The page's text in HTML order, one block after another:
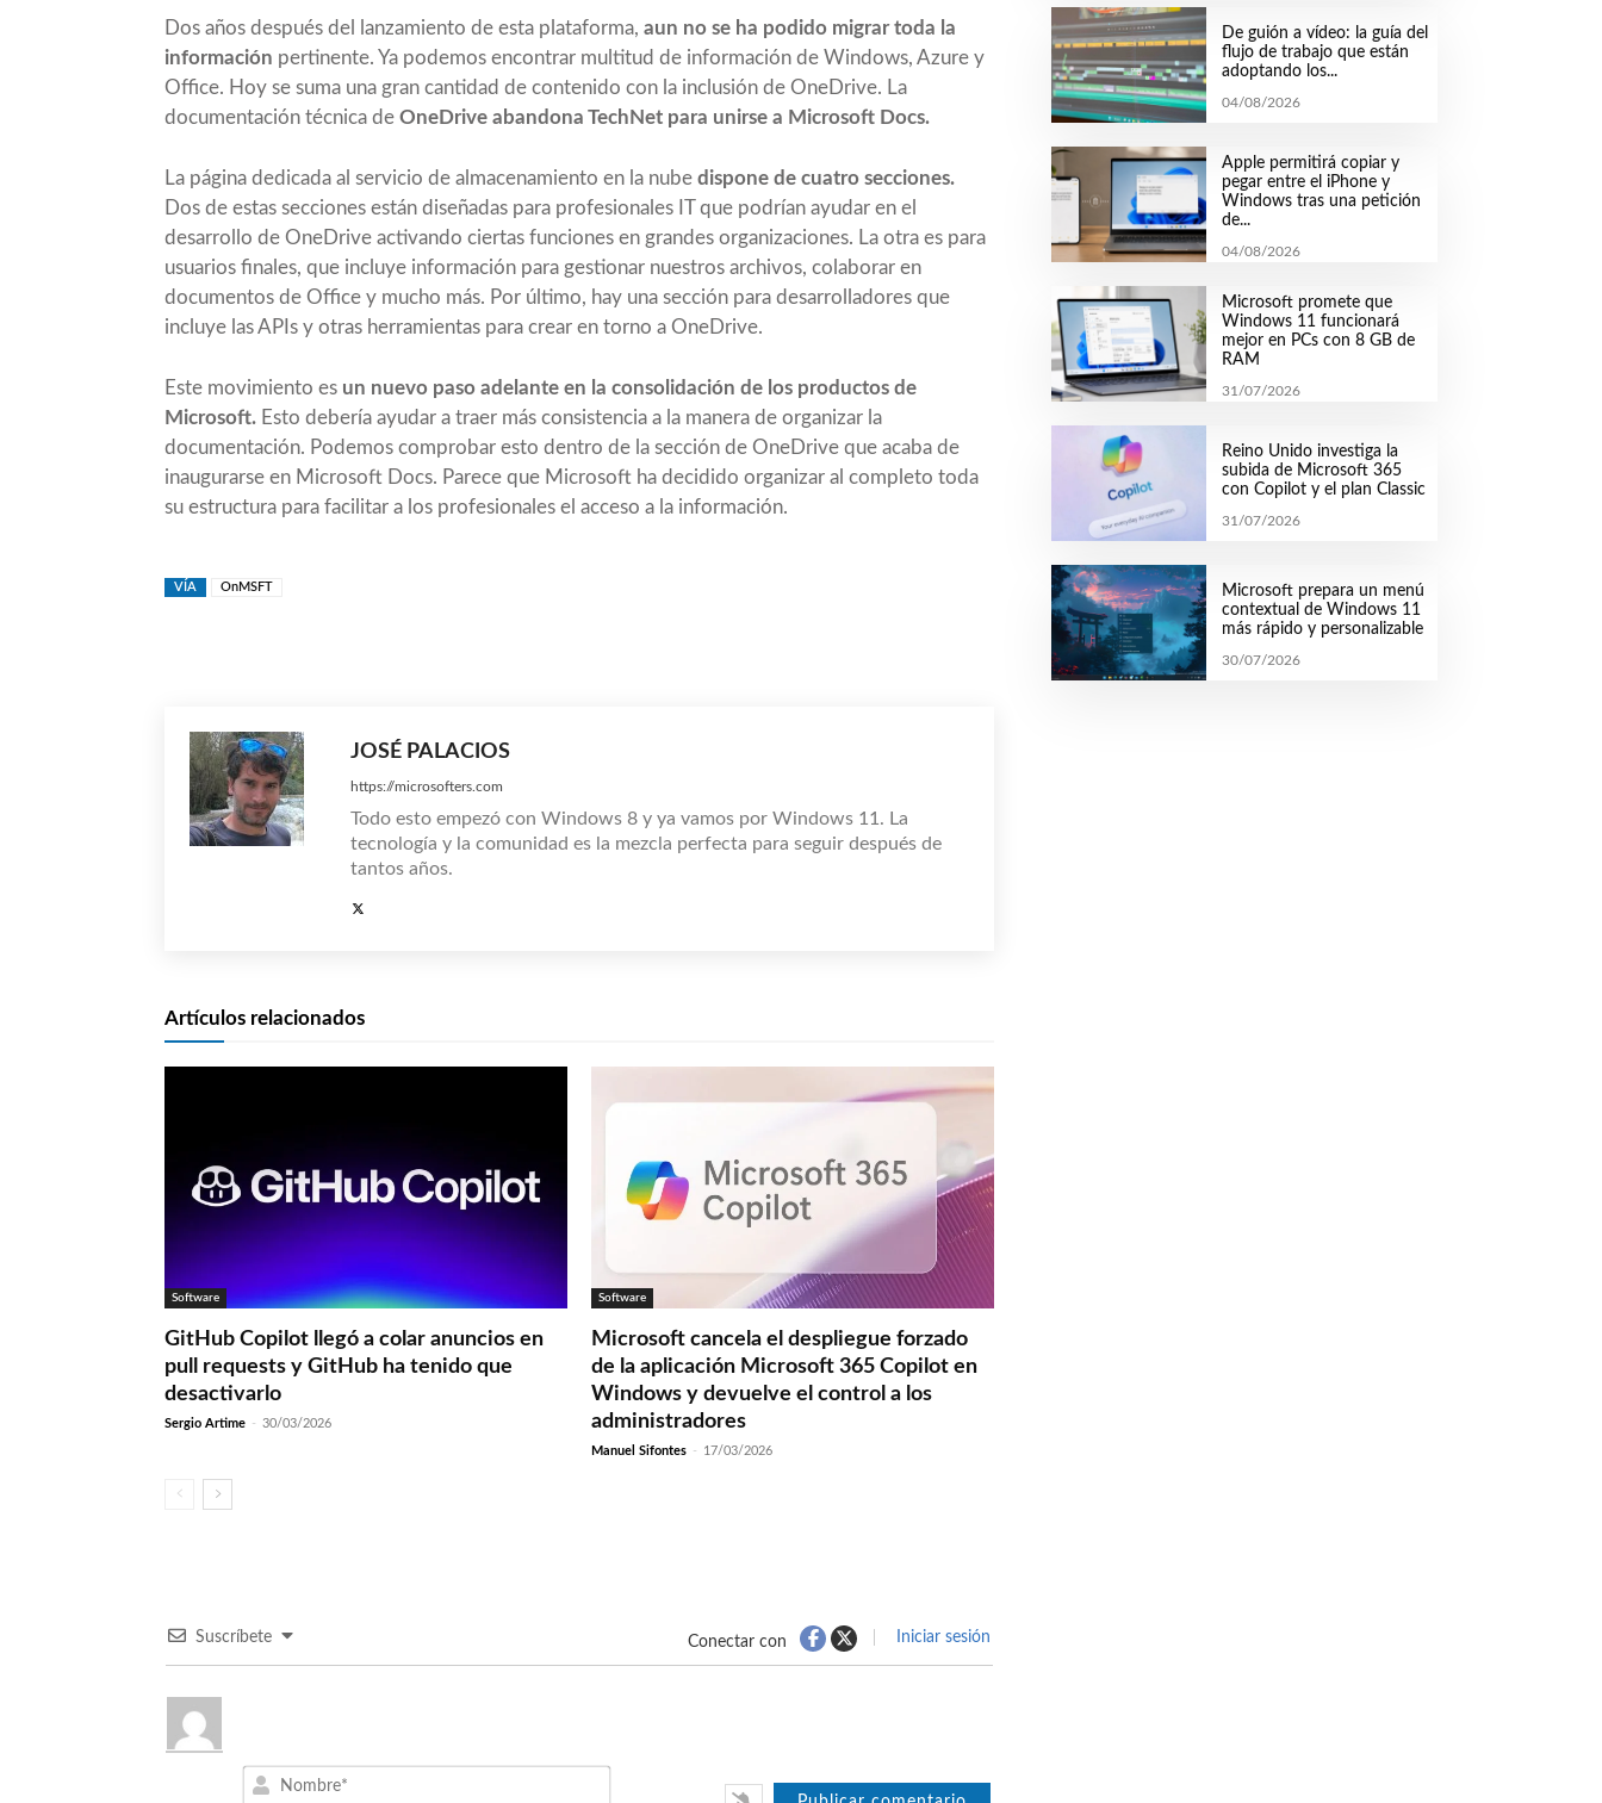
Dos años después del lanzamiento de esta plataforma, aun no se ha podido migrar toda la
información pertinente. Ya podemos encontrar multitud de información de Windows, Azure y
Office. Hoy se suma una gran cantidad de contenido con la inclusión de OneDrive. La
documentación técnica de OneDrive abandona TechNet para unirse a Microsoft Docs.
La página dedicada al servicio de almacenamiento en la nube dispone de cuatro secciones.
Dos de estas secciones están diseñadas para profesionales IT que podrían ayudar en el
desarrollo de OneDrive activando ciertas funciones en grandes organizaciones. La otra es para
usuarios finales, que incluye información para gestionar nuestros archivos, colaborar en
documentos de Office y mucho más. Por último, hay una sección para desarrolladores que
incluye las APIs y otras herramientas para crear en torno a OneDrive.
Este movimiento es un nuevo paso adelante en la consolidación de los productos de
Microsoft. Esto debería ayudar a traer más consistencia a la manera de organizar la
documentación. Podemos comprobar esto dentro de la sección de OneDrive que acaba de
inaugurarse en Microsoft Docs. Parece que Microsoft ha decidido organizar al completo toda
su estructura para facilitar a los profesionales el acceso a la información.
VÍA OnMSFT
JOSÉ PALACIOS
https://microsofters.com
Todo esto empezó con Windows 8 y ya vamos por Windows 11. La
tecnología y la comunidad es la mezcla perfecta para seguir después de
tantos años.
Artículos relacionados
Software
GitHub Copilot llegó a colar anuncios en
pull requests y GitHub ha tenido que
desactivarlo
Sergio Artime - 30/03/2026
Software
Microsoft cancela el despliegue forzado
de la aplicación Microsoft 365 Copilot en
Windows y devuelve el control a los
administradores
Manuel Sifontes - 17/03/2026
Suscríbete Conectar con Iniciar sesión
De guión a vídeo: la guía del
flujo de trabajo que están
adoptando los...
04/08/2026
Apple permitirá copiar y
pegar entre el iPhone y
Windows tras una petición
de...
04/08/2026
Microsoft promete que
Windows 11 funcionará
mejor en PCs con 8 GB de
RAM
31/07/2026
Reino Unido investiga la
subida de Microsoft 365
con Copilot y el plan Classic
31/07/2026
Microsoft prepara un menú
contextual de Windows 11
más rápido y personalizable
30/07/2026